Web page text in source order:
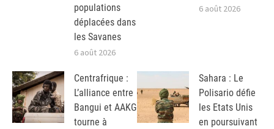
populations
déplacées dans
les Savanes
6 août 2026
6 août 2026
Centrafrique :
L’alliance entre
Bangui et AAKG
tourne à
Sahara : Le
Polisario défie
les Etats Unis
en poursuivant